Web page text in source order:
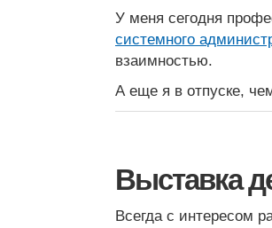
У меня сегодня
системного
взаимностью.
А еще я в отпуске,
Выставка
Всегда с интересом